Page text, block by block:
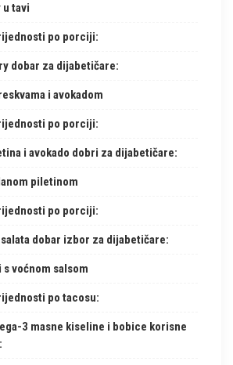
tavi
po porciji:
dobar za dijabetičare:
i avokadom
po porciji:
i avokado dobri za dijabetičare:
piletinom
po porciji:
dobar izbor za dijabetičare:
voćnom salsom
po tacosu:
3 masne kiseline i bobice korisne